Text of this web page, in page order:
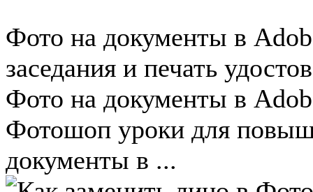
Фото на документы в
заседания и печать
Фото на документы в
Фотошоп уроки для
документы в ...